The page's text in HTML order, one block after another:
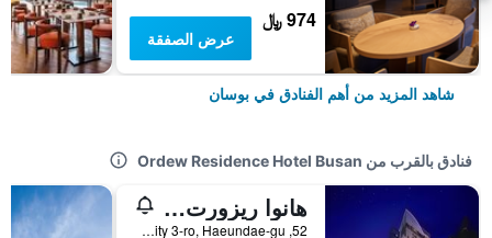
974 ﷼
عرض الصفقة
شاهد المزيد من أهم الفنادق في بوسان
فنادق بالقرب من Ordew Residence Hotel Busan
هانوا ريزورت هايونداي
52, Marine City 3-ro, Haeundae-gu, بوسان, كوريا الجنوبية